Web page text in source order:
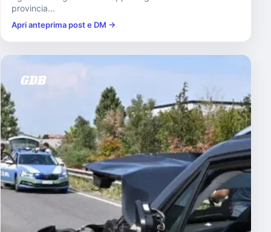
provincia...
Apri anteprima post e DM →